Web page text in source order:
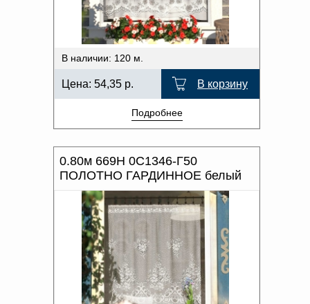
В наличии: 120 м.
Цена: 54,35 р. В корзину
Подробнее
0.80м 669Н 0С1346-Г50
ПОЛОТНО ГАРДИННОЕ белый